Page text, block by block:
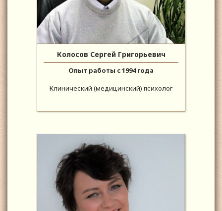
Колосов Сергей Григорьевич
Опыт работы с 1994 года
Клинический (медицинский) психолог